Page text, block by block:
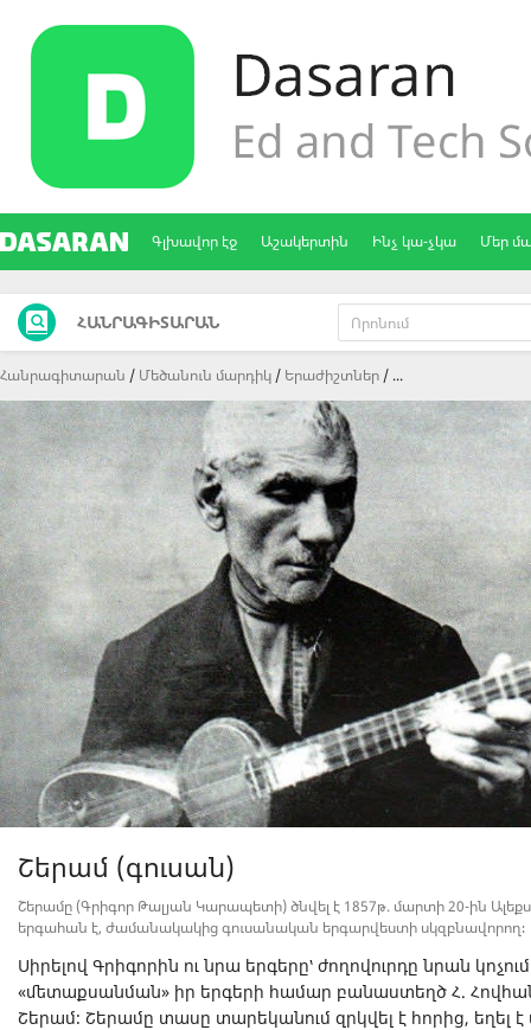
Գլխավոր էջ Աշակերտին Ինչ կա-չկա Մեր
ՀԱՆՐԱԳԻՏԱՐԱՆ
Հանրագիտարան Մեծանուն մարդիկ Երաժիշտներ ...
Շերամ (գուսան)
Շերամը (Գրիգոր Թալյան Կարապետի) ծնվել է 1857թ. մարտի 20-ին
երգահան է, ժամանակակից գուսանական երգարվեստի սկզբնավորող։
Սիրելով Գրիգորին ու նրա երգերը՝ ժողովուրդը նրան
«մետաքսանման» իր երգերի համար բանաստեղծ Հ.
Շերամ։ Շերամը տասը տարեկանում զրկվել է հորից,